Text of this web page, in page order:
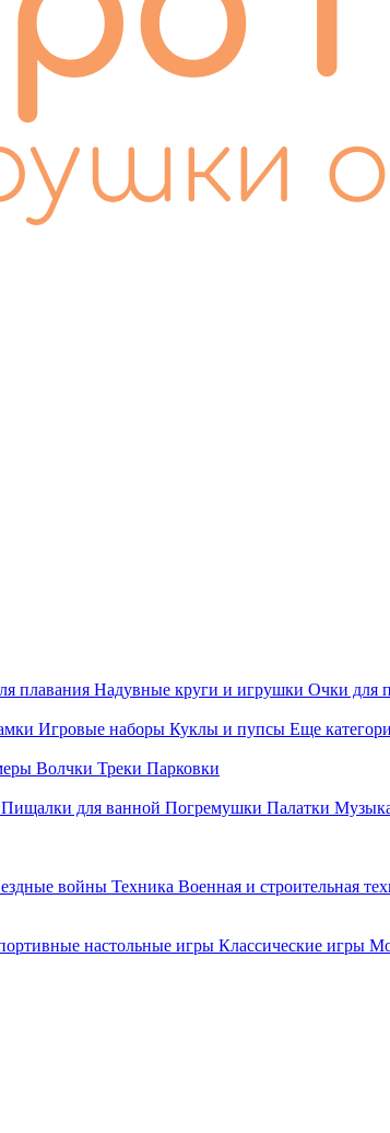
плавания Надувные круги и игрушки Очки для
Игровые наборы Куклы и пупсы Еще
Волчки Треки Парковки
Пищалки для ванной Погремушки Палатки
войны Техника Военная и строительная
настольные игры Классические игры